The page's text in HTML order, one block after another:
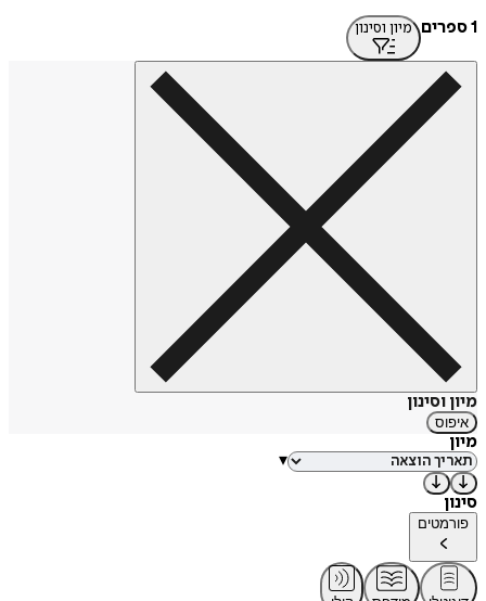
1 ספרים
מיון וסינון
מיון וסינון
איפוס
מיון
▾
סינון
פורמטים